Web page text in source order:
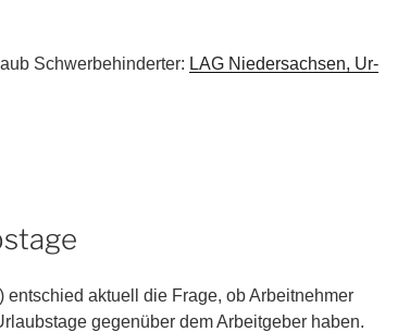
Schwer­be­hin­der­ter: LAG Nie­der­sach­sen, Ur­
aktuell die Frage, ob Arbeitnehmer
gegenüber dem Arbeitgeber haben.